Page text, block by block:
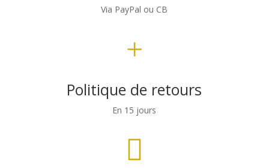
Via PayPal ou CB
+
Politique de retours
En 15 jours
